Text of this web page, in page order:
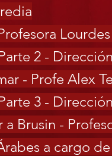
2 -
- Profe Alex
3 -
a Brusin -
a cargo